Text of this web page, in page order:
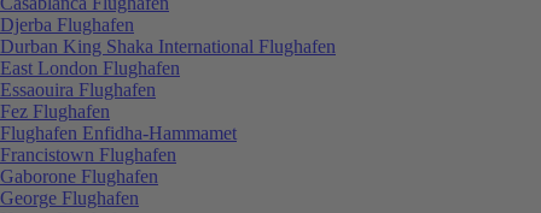
Djerba Flughafen
Durban King Shaka International Flughafen
East London Flughafen
Essaouira Flughafen
Fez Flughafen
Flughafen Enfidha-Hammamet
Francistown Flughafen
Gaborone Flughafen
George Flughafen